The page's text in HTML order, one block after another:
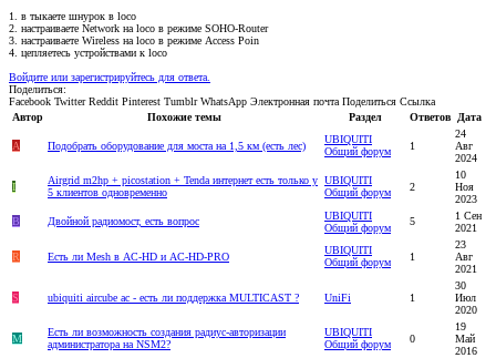
1. в тыкаете шнурок в loco
2. настраиваете Network на loco в режиме SOHO-Router
3. настраиваете Wireless на loco в режиме Access Poin
4. цепляетесь устройствами к loco
Войдите или зарегистрируйтесь для ответа.
Поделиться:
Facebook Twitter Reddit Pinterest Tumblr WhatsApp Электронная почта Поделиться Ссылка
Автор
Похожие темы Раздел Ответов Дата
A Подобрать оборудование для моста на 1,5 км (есть лес)
UBIQUITI
Общий форум
1
24
Авг
2024
I
Airgrid m2hp + picostation + Tenda интернет есть только у
5 клиентов одновременно
UBIQUITI
Общий форум
2
10
Ноя
2023
B
Двойной радиомост, есть вопрос
UBIQUITI
Общий форум
5
1 Сен
2021
R Есть ли Mesh в AC-HD и AC-HD-PRO
UBIQUITI
Общий форум
1
23
Авг
2021
S ubiquiti aircube ac - есть ли поддержка MULTICAST ? UniFi 1
30
Июл
2020
M
Есть ли возможность создания радиус-авторизации
администратора на NSM2?
UBIQUITI
Общий форум
0
19
Май
2016